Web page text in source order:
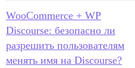
WooCommerce + WP
Discourse: безопасно ли
разрешить пользователям
менять имя на Discourse?